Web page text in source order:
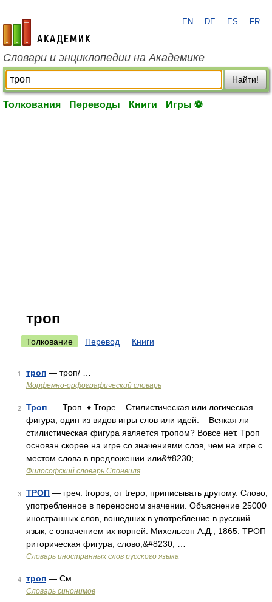
academic.ru
EN DE ES FR
Словари и энциклопедии на Академике
Найти!
Толкования Переводы Книги Игры ⚽
троп
Толкование Перевод Книги
1 троп — троп/ …
Морфемно-орфографический словарь
2 Троп — Троп ♦ Trope Стилистическая или логическая
фигура, один из видов игры слов или идей. Всякая ли
стилистическая фигура является тропом? Вовсе нет. Троп
основан скорее на игре со значениями слов, чем на игре с
местом слова в предложении или&#8230; …
Философский словарь Спонвиля
3 ТРОП — греч. tropos, от trepo, приписывать другому. Слово,
употребленное в переносном значении. Объяснение 25000
иностранных слов, вошедших в употребление в русский
язык, с означением их корней. Михельсон А.Д., 1865. ТРОП
риторическая фигура; слово,&#8230; …
Словарь иностранных слов русского языка
4 троп — См …
Словарь синонимов